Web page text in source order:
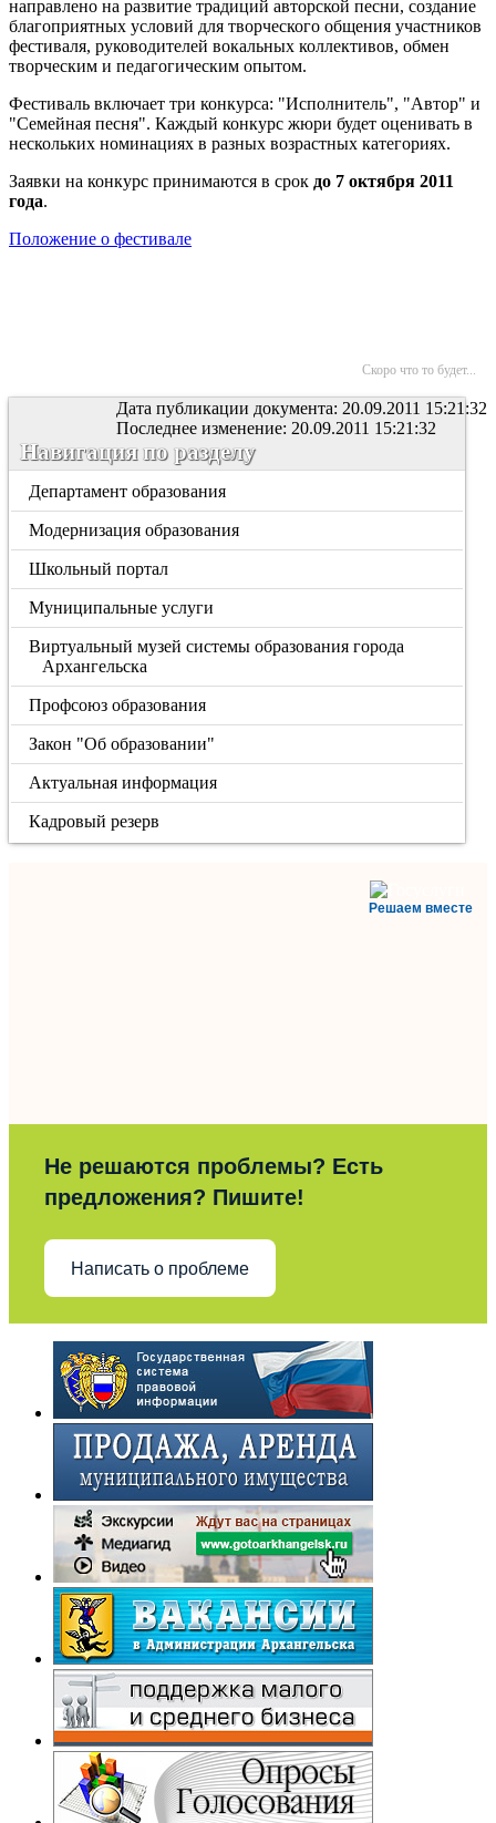
направлено на развитие традиций авторской песни, создание
благоприятных условий для творческого общения участников
фестиваля, руководителей вокальных коллективов, обмен
творческим и педагогическим опытом.
Фестиваль включает три конкурса: "Исполнитель", "Автор" и
"Семейная песня". Каждый конкурс жюри будет оценивать в
нескольких номинациях в разных возрастных категориях.
Заявки на конкурс принимаются в срок до 7 октября 2011
года.
Положение о фестивале
Скоро что то будет...
Дата публикации документа: 20.09.2011 15:21:32
Последнее изменение: 20.09.2011 15:21:32
Навигация по разделу
Департамент образования
Модернизация образования
Школьный портал
Муниципальные услуги
Виртуальный музей системы образования города
Архангельска
Профсоюз образования
Закон "Об образовании"
Актуальная информация
Кадровый резерв
Решаем вместе
Не решаются проблемы? Есть
предложения? Пишите!
Написать о проблеме